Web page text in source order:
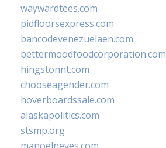
waywardtees.com
pidfloorsexpress.com
bancodevenezuelaen.com
bettermoodfoodcorporation.com
hingstonnt.com
chooseagender.com
hoverboardssale.com
alaskapolitics.com
stsmp.org